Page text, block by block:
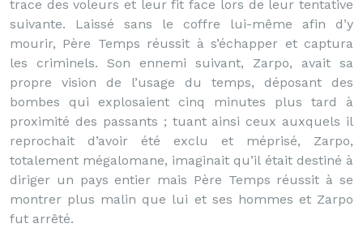
trace des voleurs et leur fit face lors de leur tentative
suivante. Laissé sans le coffre lui-même afin d’y
mourir, Père Temps réussit à s’échapper et captura
les criminels. Son ennemi suivant, Zarpo, avait sa
propre vision de l’usage du temps, déposant des
bombes qui explosaient cinq minutes plus tard à
proximité des passants ; tuant ainsi ceux auxquels il
reprochait d’avoir été exclu et méprisé, Zarpo,
totalement mégalomane, imaginait qu’il était destiné à
diriger un pays entier mais Père Temps réussit à se
montrer plus malin que lui et ses hommes et Zarpo
fut arrêté.